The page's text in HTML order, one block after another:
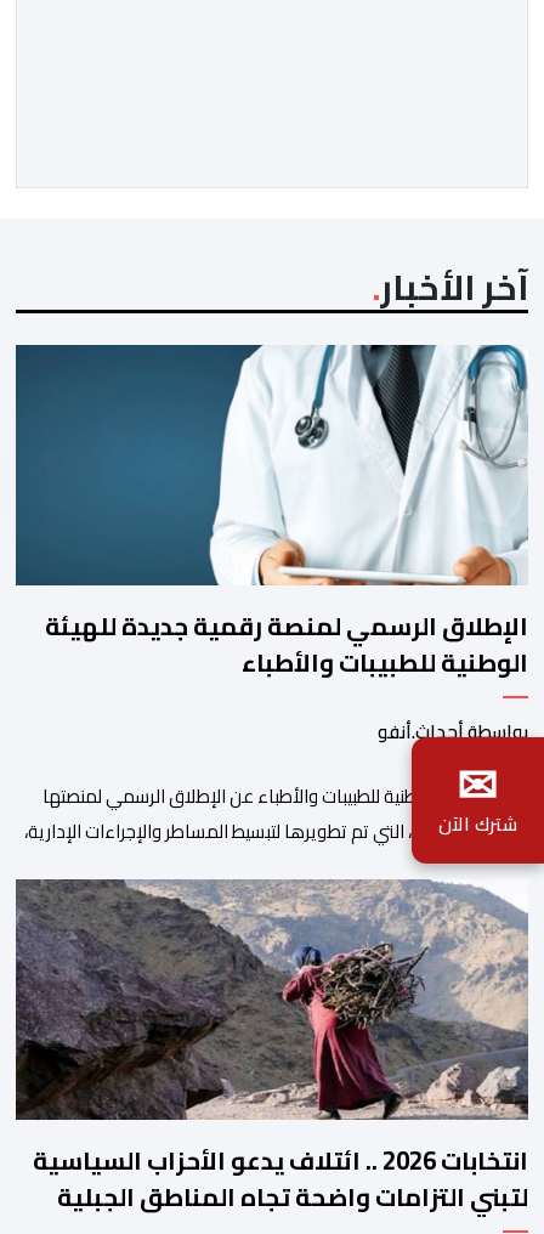
آخر الأخبار
الإطلاق الرسمي لمنصة رقمية جديدة للهيئة
الوطنية للطبيبات والأطباء
بواسطة أحداث.أنفو
أعلنت الهيئة الوطنية للطبيبات والأطباء عن الإطلاق الرسمي لمنصتها
الرقمية الجديدة، التي تم تطويرها لتبسيط المساطر والإجراءات الإدارية،
وتحسين جودة الخدمات المقدمة للأطباء، وتعزيز التواصل بين الأطباء
والمجالس الجهوية للهيئة إلى جانب الهيئة الوطنية. وذكر بلاغ للهيئة أن
هذه المنصة، التي تم إطلاقها في إطار استراتيجيتها الرامية إلى التحديث
والتحول الرقمي، تشكل خطوة مهمة في […]
انتخابات 2026 .. ائتلاف يدعو الأحزاب السياسية
لتبني التزامات واضحة تجاه المناطق الجبلية
✉
شترك الآن